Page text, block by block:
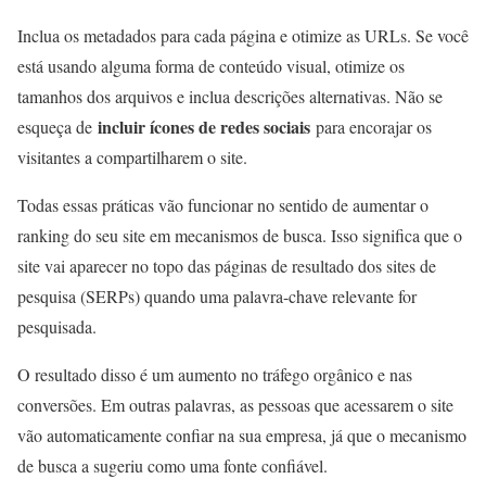
Inclua os metadados para cada página e otimize as URLs. Se você
está usando alguma forma de conteúdo visual, otimize os
tamanhos dos arquivos e inclua descrições alternativas. Não se
esqueça de incluir ícones de redes sociais para encorajar os
visitantes a compartilharem o site.
Todas essas práticas vão funcionar no sentido de aumentar o
ranking do seu site em mecanismos de busca. Isso significa que o
site vai aparecer no topo das páginas de resultado dos sites de
pesquisa (SERPs) quando uma palavra-chave relevante for
pesquisada.
O resultado disso é um aumento no tráfego orgânico e nas
conversões. Em outras palavras, as pessoas que acessarem o site
vão automaticamente confiar na sua empresa, já que o mecanismo
de busca a sugeriu como uma fonte confiável.